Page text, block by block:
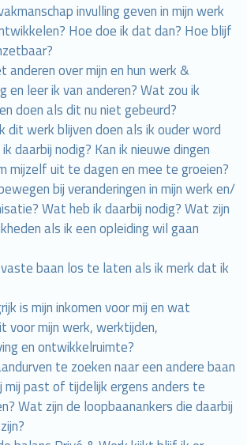
invulling geven in mijn werk
Hoe doe ik dat dan? Hoe blijf
anderen over mijn en hun werk &
en leer ik van anderen? Wat zou ik
doen als dit nu niet gebeurd?
dit werk blijven doen als ik ouder word
daarbij nodig? Kan ik nieuwe dingen
mijzelf uit te dagen en mee te groeien?
bij veranderingen in mijn werk en/
Wat heb ik daarbij nodig? Wat zijn
als ik een opleiding wil gaan
baan los te laten als ik merk dat ik
is mijn inkomen voor mij en wat
voor mijn werk, werktijden,
en ontwikkelruimte?
te zoeken naar een andere baan
mij past of tijdelijk ergens anders te
Wat zijn de loopbaanankers die daarbij